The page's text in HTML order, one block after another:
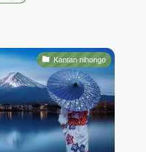
Kantan nihongo